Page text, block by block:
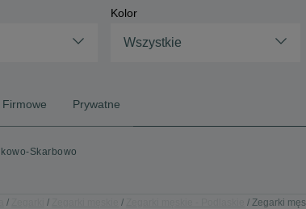
Kolor
Wszystkie
Firmowe Prywatne
Skarbowo
Zegarki